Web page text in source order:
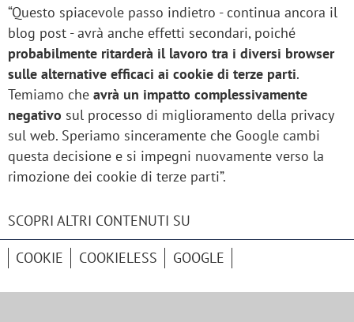
“Questo spiacevole passo indietro - continua ancora il
blog post - avrà anche effetti secondari, poiché
probabilmente ritarderà il lavoro tra i diversi browser
sulle alternative efficaci ai cookie di terze parti.
Temiamo che avrà un impatto complessivamente
negativo sul processo di miglioramento della privacy
sul web. Speriamo sinceramente che Google cambi
questa decisione e si impegni nuovamente verso la
rimozione dei cookie di terze parti”.
SCOPRI ALTRI CONTENUTI SU
COOKIE COOKIELESS GOOGLE